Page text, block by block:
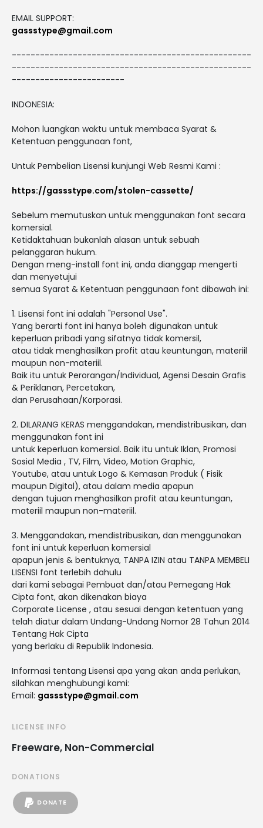
EMAIL SUPPORT:
gassstype@gmail.com
---------------------------------------------------
---------------------------------------------------
------------------------
INDONESIA:
Mohon luangkan waktu untuk membaca Syarat &
Ketentuan penggunaan font,
Untuk Pembelian Lisensi kunjungi Web Resmi Kami :
https://gassstype.com/stolen-cassette/
Sebelum memutuskan untuk menggunakan font secara
komersial.
Ketidaktahuan bukanlah alasan untuk sebuah
pelanggaran hukum.
Dengan meng-install font ini, anda dianggap mengerti
dan menyetujui
semua Syarat & Ketentuan penggunaan font dibawah ini:
1. Lisensi font ini adalah "Personal Use".
Yang berarti font ini hanya boleh digunakan untuk
keperluan pribadi yang sifatnya tidak komersil,
atau tidak menghasilkan profit atau keuntungan, materiil
maupun non-materiil.
Baik itu untuk Perorangan/Individual, Agensi Desain Grafis
& Periklanan, Percetakan,
dan Perusahaan/Korporasi.
2. DILARANG KERAS menggandakan, mendistribusikan, dan
menggunakan font ini
untuk keperluan komersial. Baik itu untuk Iklan, Promosi
Sosial Media , TV, Film, Video, Motion Graphic,
Youtube, atau untuk Logo & Kemasan Produk ( Fisik
maupun Digital), atau dalam media apapun
dengan tujuan menghasilkan profit atau keuntungan,
materiil maupun non-materiil.
3. Menggandakan, mendistribusikan, dan menggunakan
font ini untuk keperluan komersial
apapun jenis & bentuknya, TANPA IZIN atau TANPA MEMBELI
LISENSI font terlebih dahulu
dari kami sebagai Pembuat dan/atau Pemegang Hak
Cipta font, akan dikenakan biaya
Corporate License , atau sesuai dengan ketentuan yang
telah diatur dalam Undang-Undang Nomor 28 Tahun 2014
Tentang Hak Cipta
yang berlaku di Republik Indonesia.
Informasi tentang Lisensi apa yang akan anda perlukan,
silahkan menghubungi kami:
Email: gassstype@gmail.com
LICENSE INFO
Freeware, Non-Commercial
DONATIONS
DONATE